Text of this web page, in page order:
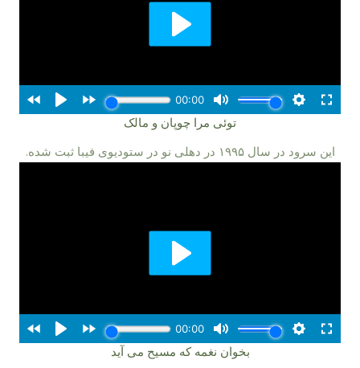
توئی مرا چوپان و مالک
این سرود در سال ۵۹۹۱ در دهلی نو در ستودیوی فیبا ثبت شده.
بخوان نغمه که مسیح می آید